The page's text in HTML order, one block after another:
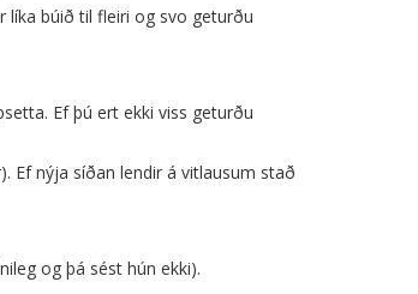
búið til fleiri og svo geturðu
Ef þú ert ekki viss geturðu
Ef nýja síðan lendir á vitlausum stað
og þá sést hún ekki).